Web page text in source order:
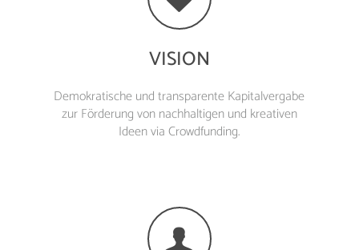
VISION
Demokratische und transparente Kapitalvergabe
zur Förderung von nachhaltigen und kreativen
Ideen via Crowdfunding.